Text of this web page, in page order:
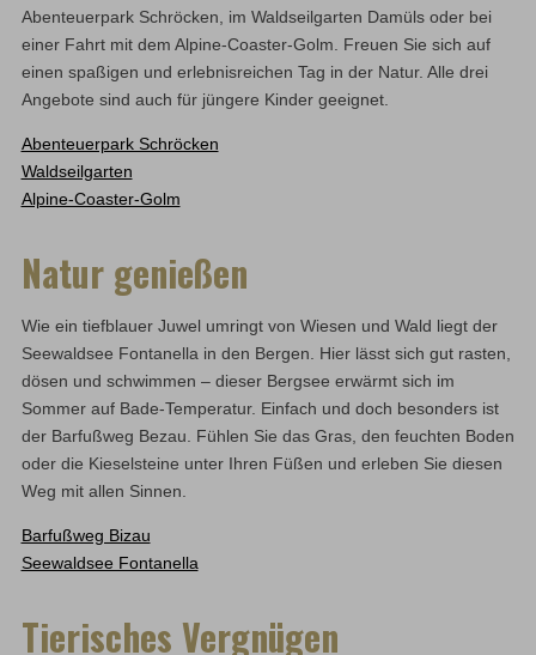
Abenteuerpark Schröcken, im Waldseilgarten Damüls oder bei
einer Fahrt mit dem Alpine-Coaster-Golm. Freuen Sie sich auf
einen spaßigen und erlebnisreichen Tag in der Natur. Alle drei
Angebote sind auch für jüngere Kinder geeignet.
Abenteuerpark Schröcken
Waldseilgarten
Alpine-Coaster-Golm
Natur genießen
Wie ein tiefblauer Juwel umringt von Wiesen und Wald liegt der
Seewaldsee Fontanella in den Bergen. Hier lässt sich gut rasten,
dösen und schwimmen – dieser Bergsee erwärmt sich im
Sommer auf Bade-Temperatur. Einfach und doch besonders ist
der Barfußweg Bezau. Fühlen Sie das Gras, den feuchten Boden
oder die Kieselsteine unter Ihren Füßen und erleben Sie diesen
Weg mit allen Sinnen.
Barfußweg Bizau
Seewaldsee Fontanella
Tierisches Vergnügen